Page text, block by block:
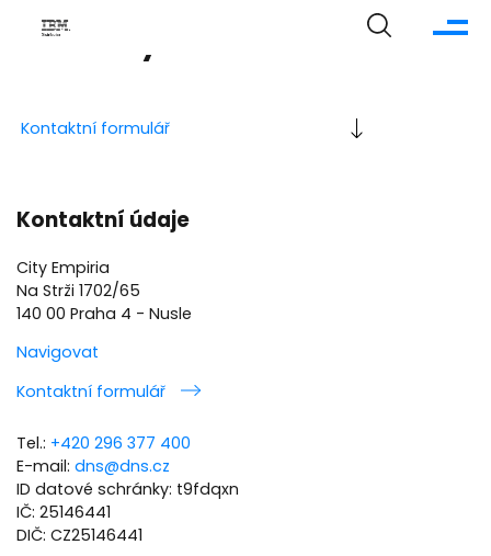
Kontakty
Kontaktní formulář
Kontaktní údaje
City Empiria
Na Strži 1702/65
140 00 Praha 4 - Nusle
Navigovat
Kontaktní formulář
Tel.: +420 296 377 400
E-mail: dns@dns.cz
ID datové schránky: t9fdqxn
IČ: 25146441
DIČ: CZ25146441